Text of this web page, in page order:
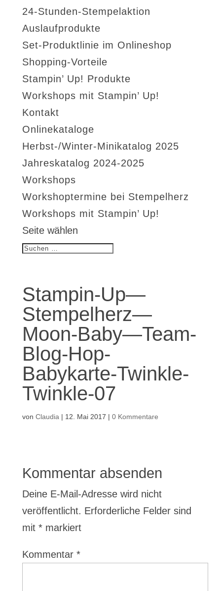
24-Stunden-Stempelaktion
Auslaufprodukte
Set-Produktlinie im Onlineshop
Shopping-Vorteile
Stampin’ Up! Produkte
Workshops mit Stampin’ Up!
Kontakt
Onlinekataloge
Herbst-/Winter-Minikatalog 2025
Jahreskatalog 2024-2025
Workshops
Workshoptermine bei Stempelherz
Workshops mit Stampin’ Up!
Seite wählen
Stampin-Up—
Stempelherz—
Moon-Baby—Team-
Blog-Hop-
Babykarte-Twinkle-
Twinkle-07
von Claudia | 12. Mai 2017 | 0 Kommentare
Kommentar absenden
Deine E-Mail-Adresse wird nicht
veröffentlicht. Erforderliche Felder sind
mit *markiert
Kommentar *